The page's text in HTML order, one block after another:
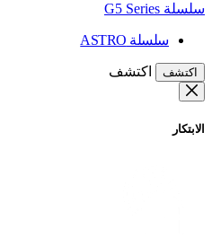
سلسلة G5 Series
سلسلة ASTRO
اكتشف اكتشف
الابتكار